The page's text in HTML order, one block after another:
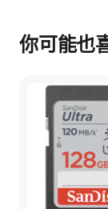
你可能也